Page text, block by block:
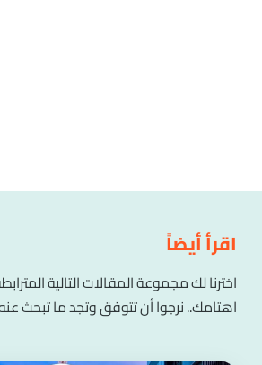
اقرأ أيضاً
اخترنا لك مجموعة المقالات التالية
اهتامك.. نرجوا أن تتوفق وتجد ما تبحث